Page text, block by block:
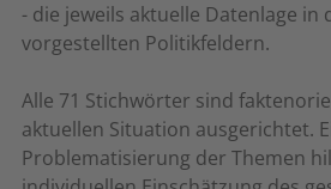
- die jeweils aktuelle Datenlage in
vorgestellten Politikfeldern.
Alle 71 Stichwörter sind
aktuellen Situation ausgerichtet.
Problematisierung der Themen